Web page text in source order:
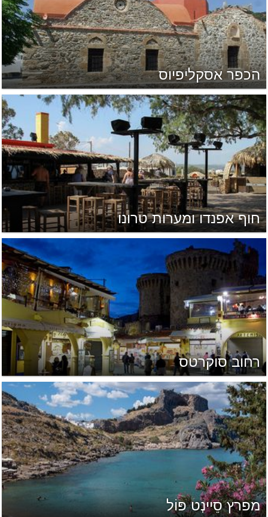
הכפר אסקליפיוס
חוף אפנדו ומערות טרונו
רחוב סוקרטס
מפרץ סֵיינְט פּוֹל